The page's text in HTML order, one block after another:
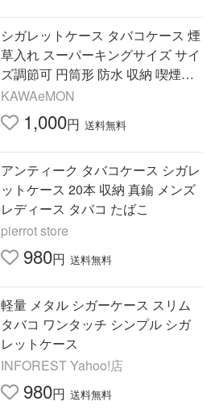
シガレットケース タバコケース 煙
草入れ スーパーキングサイズ サイ
ズ調節可 円筒形 防水 収納 喫煙具
吊り下げ 持ち運び 携帯 金属製 折
れ防止
KAWAeMON
1,000円 送料無料
アンティーク タバコケース シガレ
ットケース 20本 収納 真鍮 メンズ
レディース タバコ たばこ
pierrot store
980円 送料無料
軽量 メタル シガーケース スリム
タバコ ワンタッチ シンプル シガ
レットケース
INFOREST Yahoo!店
980円 送料無料